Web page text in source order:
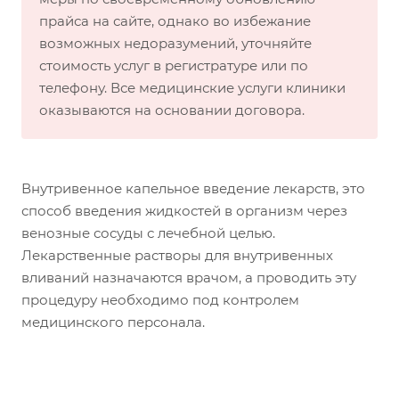
прайса на сайте, однако во избежание
возможных недоразумений, уточняйте
стоимость услуг в регистратуре или по
телефону. Все медицинские услуги клиники
оказываются на основании договора.
Внутривенное капельное введение лекарств, это
способ введения жидкостей в организм через
венозные сосуды с лечебной целью.
Лекарственные растворы для внутривенных
вливаний назначаются врачом, а проводить эту
процедуру необходимо под контролем
медицинского персонала.